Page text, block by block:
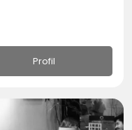
Profil